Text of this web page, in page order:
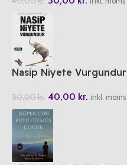
Nasip Niyete Vurgundur
50,00kr. 40,00 kr. inkl. moms